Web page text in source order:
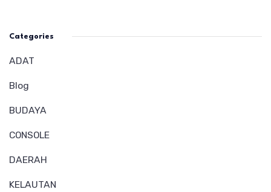
Categories
ADAT
Blog
BUDAYA
CONSOLE
DAERAH
KELAUTAN